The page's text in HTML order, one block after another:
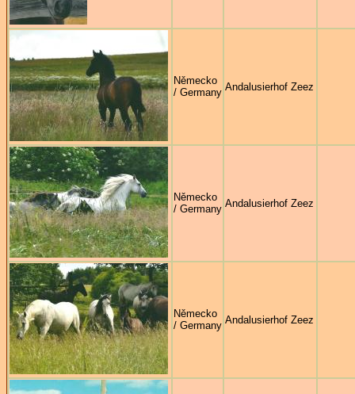
Německo
/ Germany Andalusierhof Zeez
Německo
/ Germany Andalusierhof Zeez
Německo
/ Germany Andalusierhof Zeez